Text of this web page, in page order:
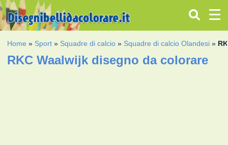
Home » Sport » Squadre di calcio » Squadre di calcio Olandesi »
RKC Waalwijk disegno da colorare